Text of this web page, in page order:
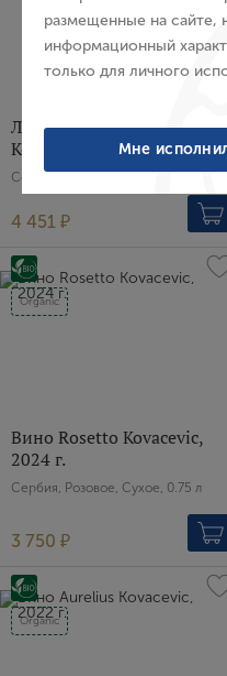
Ликерное вино Bermet
Kovacevic
Сербия, Красное, Сладкое, 0.5 л
4 451 ₽
Organic
Вино Rosetto Kovacevic,
2024 г.
Сербия, Розовое, Сухое, 0.75 л
3 750 ₽
Organic
размещенные на сайте,
информационный
только для личного
Мне
Создание
Имя
Пароль
Я хочу получать
скидкой